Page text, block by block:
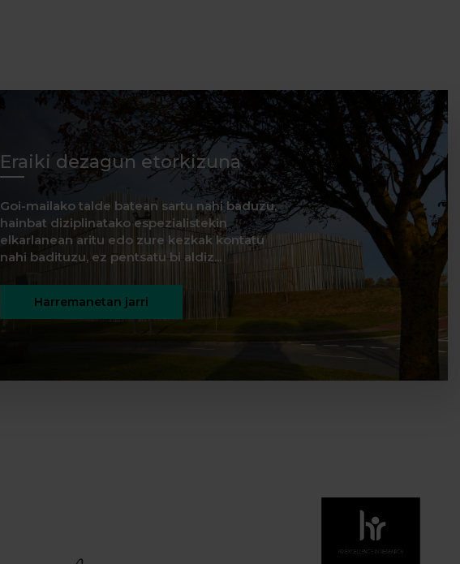
Eraiki dezagun etorkizuna
Goi-mailako talde batean sartu nahi baduzu,
hainbat diziplinatako espezialistekin
elkarlanean aritu edo zure kezkak kontatu
nahi badituzu, ez pentsatu bi aldiz...
Harremanetan jarri